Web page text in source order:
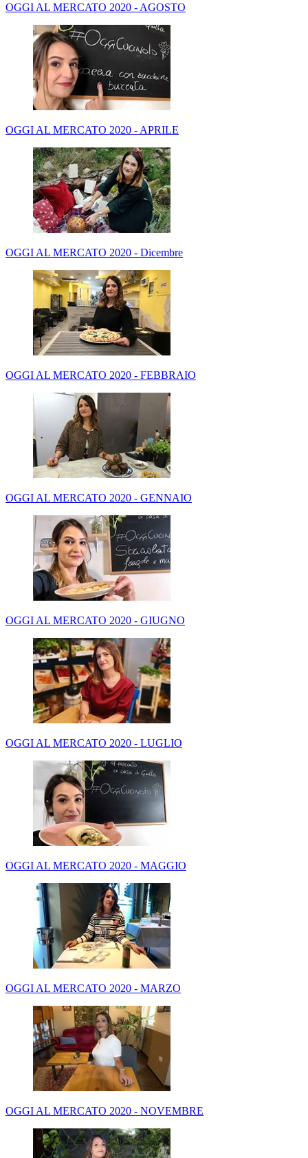
OGGI AL MERCATO 2020 - AGOSTO
OGGI AL MERCATO 2020 - APRILE
OGGI AL MERCATO 2020 - Dicembre
OGGI AL MERCATO 2020 - FEBBRAIO
OGGI AL MERCATO 2020 - GENNAIO
OGGI AL MERCATO 2020 - GIUGNO
OGGI AL MERCATO 2020 - LUGLIO
OGGI AL MERCATO 2020 - MAGGIO
OGGI AL MERCATO 2020 - MARZO
OGGI AL MERCATO 2020 - NOVEMBRE